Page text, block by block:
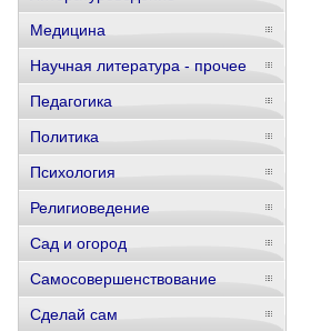
Медицина
Научная литература - прочее
Педагогика
Политика
Психология
Религиоведение
Сад и огород
Самосовершенствование
Сделай сам